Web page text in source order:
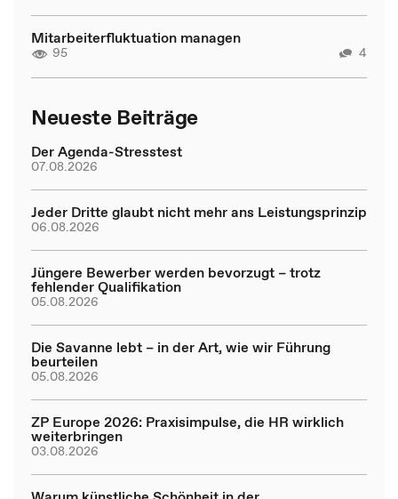
Mitarbeiterfluktuation managen
95 4
Neueste Beiträge
Der Agenda-Stresstest
07.08.2026
Jeder Dritte glaubt nicht mehr ans Leistungsprinzip
06.08.2026
Jüngere Bewerber werden bevorzugt – trotz
fehlender Qualifikation
05.08.2026
Die Savanne lebt – in der Art, wie wir Führung
beurteilen
05.08.2026
ZP Europe 2026: Praxisimpulse, die HR wirklich
weiterbringen
03.08.2026